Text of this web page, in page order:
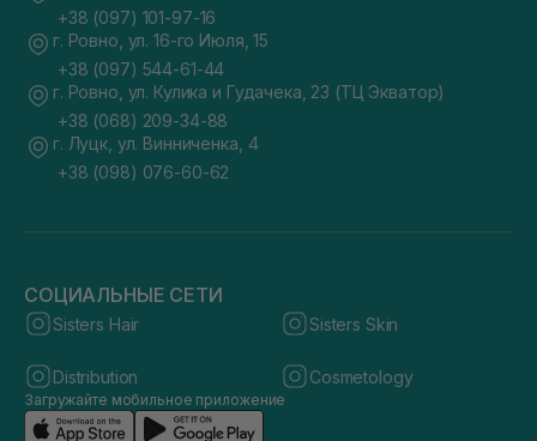
+38 (097) 101-97-16
г. Ровно, ул. 16-го Июля, 15
+38 (097) 544-61-44
г. Ровно, ул. Кулика и Гудачека, 23 (ТЦ Экватор)
+38 (068) 209-34-88
г. Луцк, ул. Винниченка, 4
+38 (098) 076-60-62
СОЦИАЛЬНЫЕ СЕТИ
Sisters Hair Sisters Skin
Distribution Cosmetology
Загружайте мобильное приложение